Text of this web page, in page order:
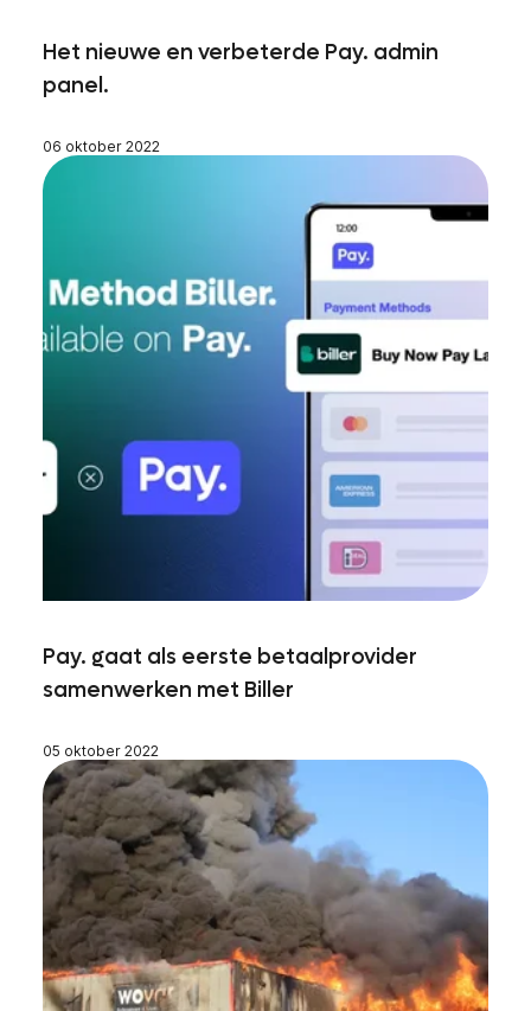
Het nieuwe en verbeterde Pay. admin
panel.
06 oktober 2022
Pay. gaat als eerste betaalprovider
samenwerken met Biller
05 oktober 2022